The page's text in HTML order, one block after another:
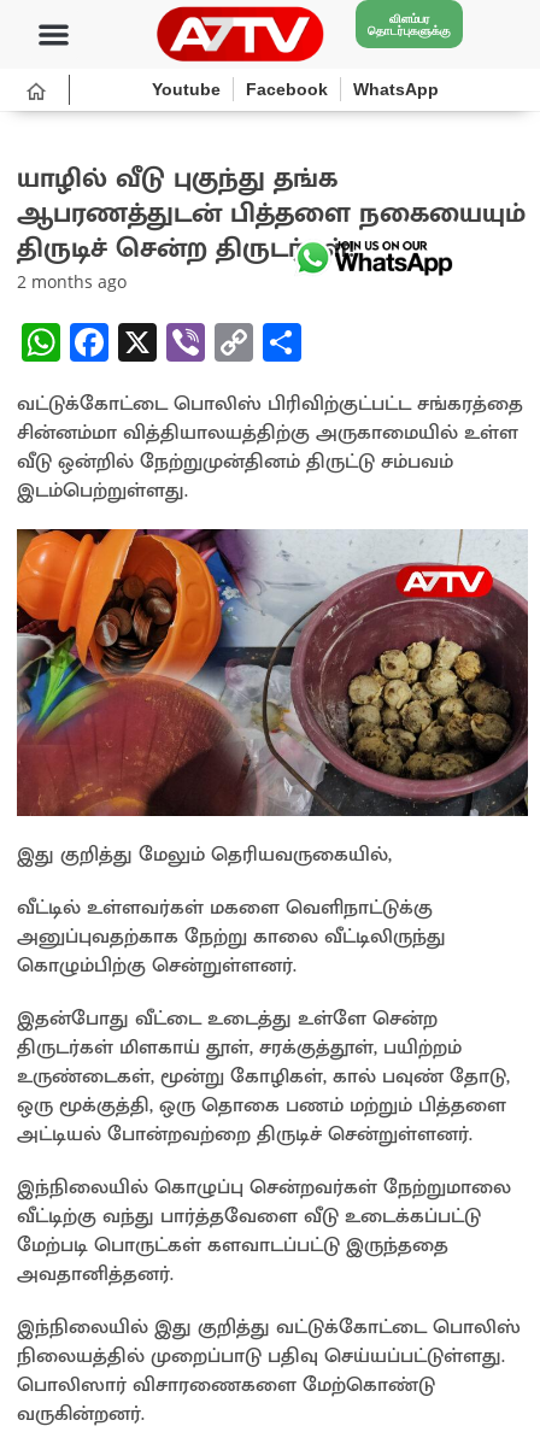
விளம்பர
தொடர்புகளுக்கு
Youtube Facebook WhatsApp
யாழில் வீடு புகுந்து தங்க
ஆபரணத்துடன் பித்தளை நகையையும்
திருடிச் சென்ற திருடர்கள்!
2 months ago
W
h
at
sA
p
p
Fa
ce
b
o
o
k
X Vi
b
er
C
o
py
Li
k
h
ar
e
வட்டுக்கோட்டை பொலிஸ் பிரிவிற்குட்பட்ட சங்கரத்தை
சின்னம்மா வித்தியாலயத்திற்கு அருகாமையில் உள்ள
வீடு ஒன்றில் நேற்றுமுன்தினம் திருட்டு சம்பவம்
இடம்பெற்றுள்ளது.
இது குறித்து மேலும் தெரியவருகையில்,
வீட்டில் உள்ளவர்கள் மகளை வெளிநாட்டுக்கு
அனுப்புவதற்காக நேற்று காலை வீட்டிலிருந்து
கொழும்பிற்கு சென்றுள்ளனர்.
இதன்போது வீட்டை உடைத்து உள்ளே சென்ற
திருடர்கள் மிளகாய் தூள், சரக்குத்தூள், பயிற்றம்
உருண்டைகள், மூன்று கோழிகள், கால் பவுண் தோடு,
ஒரு மூக்குத்தி, ஒரு தொகை பணம் மற்றும் பித்தளை
அட்டியல் போன்றவற்றை திருடிச் சென்றுள்ளனர்.
இந்நிலையில் கொழுப்பு சென்றவர்கள் நேற்றுமாலை
வீட்டிற்கு வந்து பார்த்தவேளை வீடு உடைக்கப்பட்டு
மேற்படி பொருட்கள் களவாடப்பட்டு இருந்ததை
அவதானித்தனர்.
இந்நிலையில் இது குறித்து வட்டுக்கோட்டை பொலிஸ்
நிலையத்தில் முறைப்பாடு பதிவு செய்யப்பட்டுள்ளது.
பொலிஸார் விசாரணைகளை மேற்கொண்டு
வருகின்றனர்.